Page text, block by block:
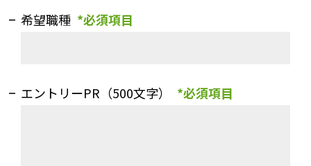
希望職種 *必須項目
エントリーPR（500文字） *必須項目